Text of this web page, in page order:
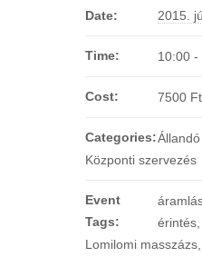
Date: 2015.
Time: 10:00 -
Cost: 7500 Ft
Categories:
Központi szervezés
Event
Tags:
érintés,
Lomilomi masszázs,